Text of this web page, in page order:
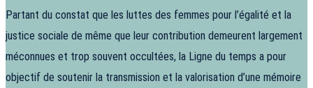
Partant du constat que les luttes des femmes pour l’égalité et la
justice sociale de même que leur contribution demeurent largement
méconnues et trop souvent occultées, la Ligne du temps a pour
objectif de soutenir la transmission et la valorisation d’une mémoire